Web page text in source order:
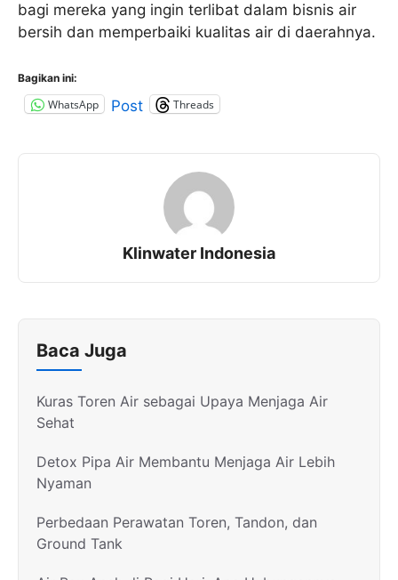
bagi mereka yang ingin terlibat dalam bisnis air
bersih dan memperbaiki kualitas air di daerahnya.
Bagikan ini:
WhatsApp Post Threads
Klinwater Indonesia
Baca Juga
Kuras Toren Air sebagai Upaya Menjaga Air
Sehat
Detox Pipa Air Membantu Menjaga Air Lebih
Nyaman
Perbedaan Perawatan Toren, Tandon, dan
Ground Tank